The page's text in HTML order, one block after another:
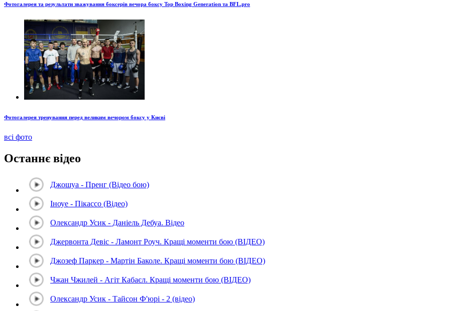
Фотогалерея та результати зважування боксерів вечора боксу Top Boxing Generation та BFL.pro
Фотогалерея тренування перед великим вечором боксу у Києві
всі фото
Останнє відео
Джошуа - Пренг (Відео бою)
Іноуе - Пікассо (Відео)
Олександр Усик - Даніель Дебуа. Відео
Джервонта Девіс - Ламонт Роуч. Кращі моменти бою (ВІДЕО)
Джозеф Паркер - Мартін Баколе. Кращі моменти бою (ВІДЕО)
Чжан Чжилей - Агіт Кабаєл. Кращі моменти бою (ВІДЕО)
Олександр Усик - Тайсон Ф'юрі - 2 (відео)